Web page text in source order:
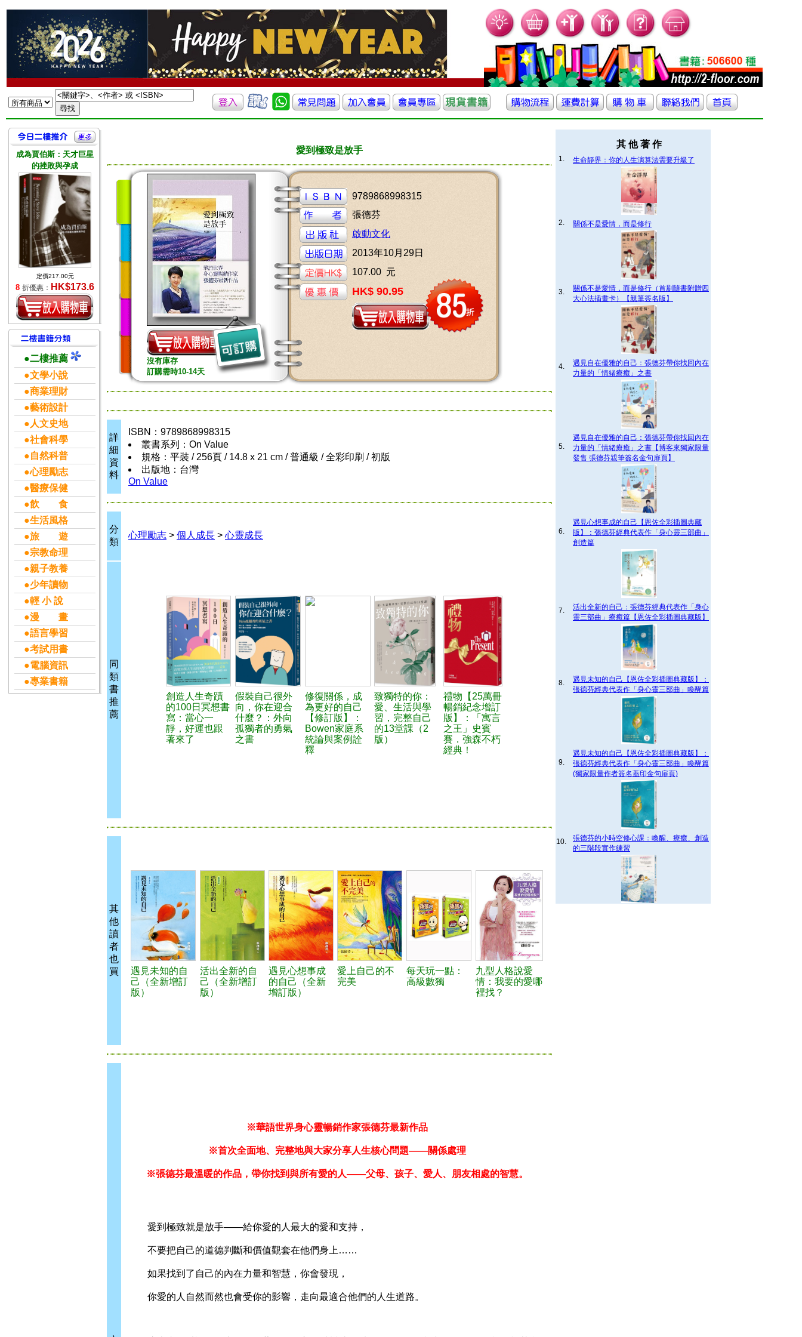
成為賈伯斯：天才巨星
的挫敗與孕成
定價217.00元
8 折優惠： HK$173.6
●二樓推薦
●文學小說
●商業理財
●藝術設計
●人文史地
●社會科學
●自然科普
●心理勵志
●醫療保健
●飲 食
●生活風格
●旅 遊
●宗教命理
●親子教養
●少年讀物
●輕 小 說
●漫 畫
●語言學習
●考試用書
●電腦資訊
●專業書籍
愛到極致是放手
沒有庫存
訂購需時10-14天
9789868998315
張德芬
啟動文化
2013年10月29日
107.00 元
HK$ 90.95
詳
細
資
料
ISBN：9789868998315
叢書系列：On Value
規格：平裝 / 256頁 / 14.8 x 21 cm / 普通級 / 全彩印刷 / 初版
出版地：台灣
On Value
分
類
心理勵志 > 個人成長 > 心靈成長
同
類
書
推
薦
創造人生奇蹟
的100日冥想書
寫：當心一
靜，好運也跟
著來了
假裝自己很外
向，你在迎合
什麼？：外向
孤獨者的勇氣
之書
修復關係，成
為更好的自己
【修訂版】：
Bowen家庭系
統論與案例詮
釋
致獨特的你：
愛、生活與學
習，完整自己
的13堂課（2
版）
禮物【25萬冊
暢銷紀念增訂
版】：「寓言
之王」史賓
賽．強森不朽
經典！
其
他
讀
者
也
買
遇見未知的自
己（全新增訂
版）
活出全新的自
己（全新增訂
版）
遇見心想事成
的自己（全新
增訂版）
愛上自己的不
完美
每天玩一點：
高級數獨
九型人格說愛
情：我要的愛哪
裡找？
※華語世界身心靈暢銷作家張德芬最新作品
※首次全面地、完整地與大家分享人生核心問題——關係處理
※張德芬最溫暖的作品，帶你找到與所有愛的人——父母、孩子、愛人、朋友相處的智慧。
愛到極致就是放手——給你愛的人最大的愛和支持，
不要把自己的道德判斷和價值觀套在他們身上……
如果找到了自己的內在力量和智慧，你會發現，
你愛的人自然而然也會受你的影響，走向最適合他們的人生道路。
其 他 著 作
1. 生命靜界：你的人生演算法需要升級了
2. 關係不是愛情，而是修行
3.
關係不是愛情，而是修行（首刷隨書附贈四
大心法插畫卡）【親筆簽名版】
4.
遇見自在優雅的自己：張德芬帶你找回內在
力量的「情緒療癒」之書
5.
遇見自在優雅的自己：張德芬帶你找回內在
力量的「情緒療癒」之書【博客來獨家限量
發售 張德芬親筆簽名金句扉頁】
6.
遇見心想事成的自己【恩佐全彩插圖典藏
版】：張德芬經典代表作「身心靈三部曲」
創造篇
7.
活出全新的自己：張德芬經典代表作「身心
靈三部曲」療癒篇【恩佐全彩插圖典藏版】
8.
遇見未知的自己【恩佐全彩插圖典藏版】：
張德芬經典代表作「身心靈三部曲」喚醒篇
9.
遇見未知的自己【恩佐全彩插圖典藏版】：
張德芬經典代表作「身心靈三部曲」喚醒篇
(獨家限量作者簽名蓋印金句扉頁)
10.
張德芬的小時空修心課：喚醒、療癒、創造
的三階段實作練習